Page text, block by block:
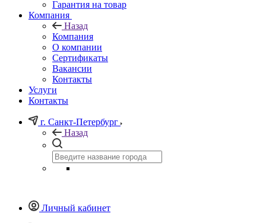
Гарантия на товар
Компания
Назад
Компания
О компании
Сертификаты
Вакансии
Контакты
Услуги
Контакты
г. Санкт-Петербург
Назад
Личный кабинет